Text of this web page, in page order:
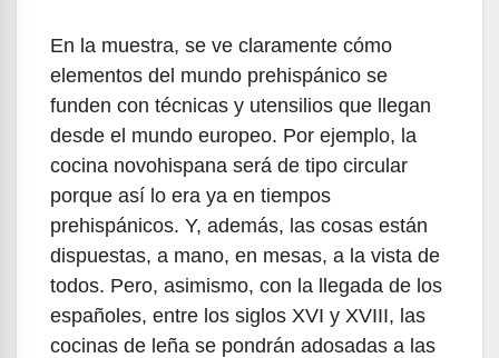
En la muestra, se ve claramente cómo
elementos del mundo prehispánico se
funden con técnicas y utensilios que llegan
desde el mundo europeo. Por ejemplo, la
cocina novohispana será de tipo circular
porque así lo era ya en tiempos
prehispánicos. Y, además, las cosas están
dispuestas, a mano, en mesas, a la vista de
todos. Pero, asimismo, con la llegada de los
españoles, entre los siglos XVI y XVIII, las
cocinas de leña se pondrán adosadas a las